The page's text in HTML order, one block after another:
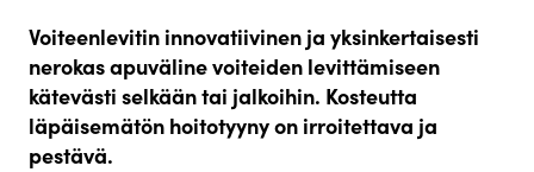
Voiteenlevitin innovatiivinen ja yksinkertaisesti
nerokas apuväline voiteiden levittämiseen
kätevästi selkään tai jalkoihin. Kosteutta
läpäisemätön hoitotyyny on irroitettava ja
pestävä.